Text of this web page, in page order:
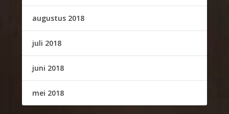
augustus 2018
juli 2018
juni 2018
mei 2018